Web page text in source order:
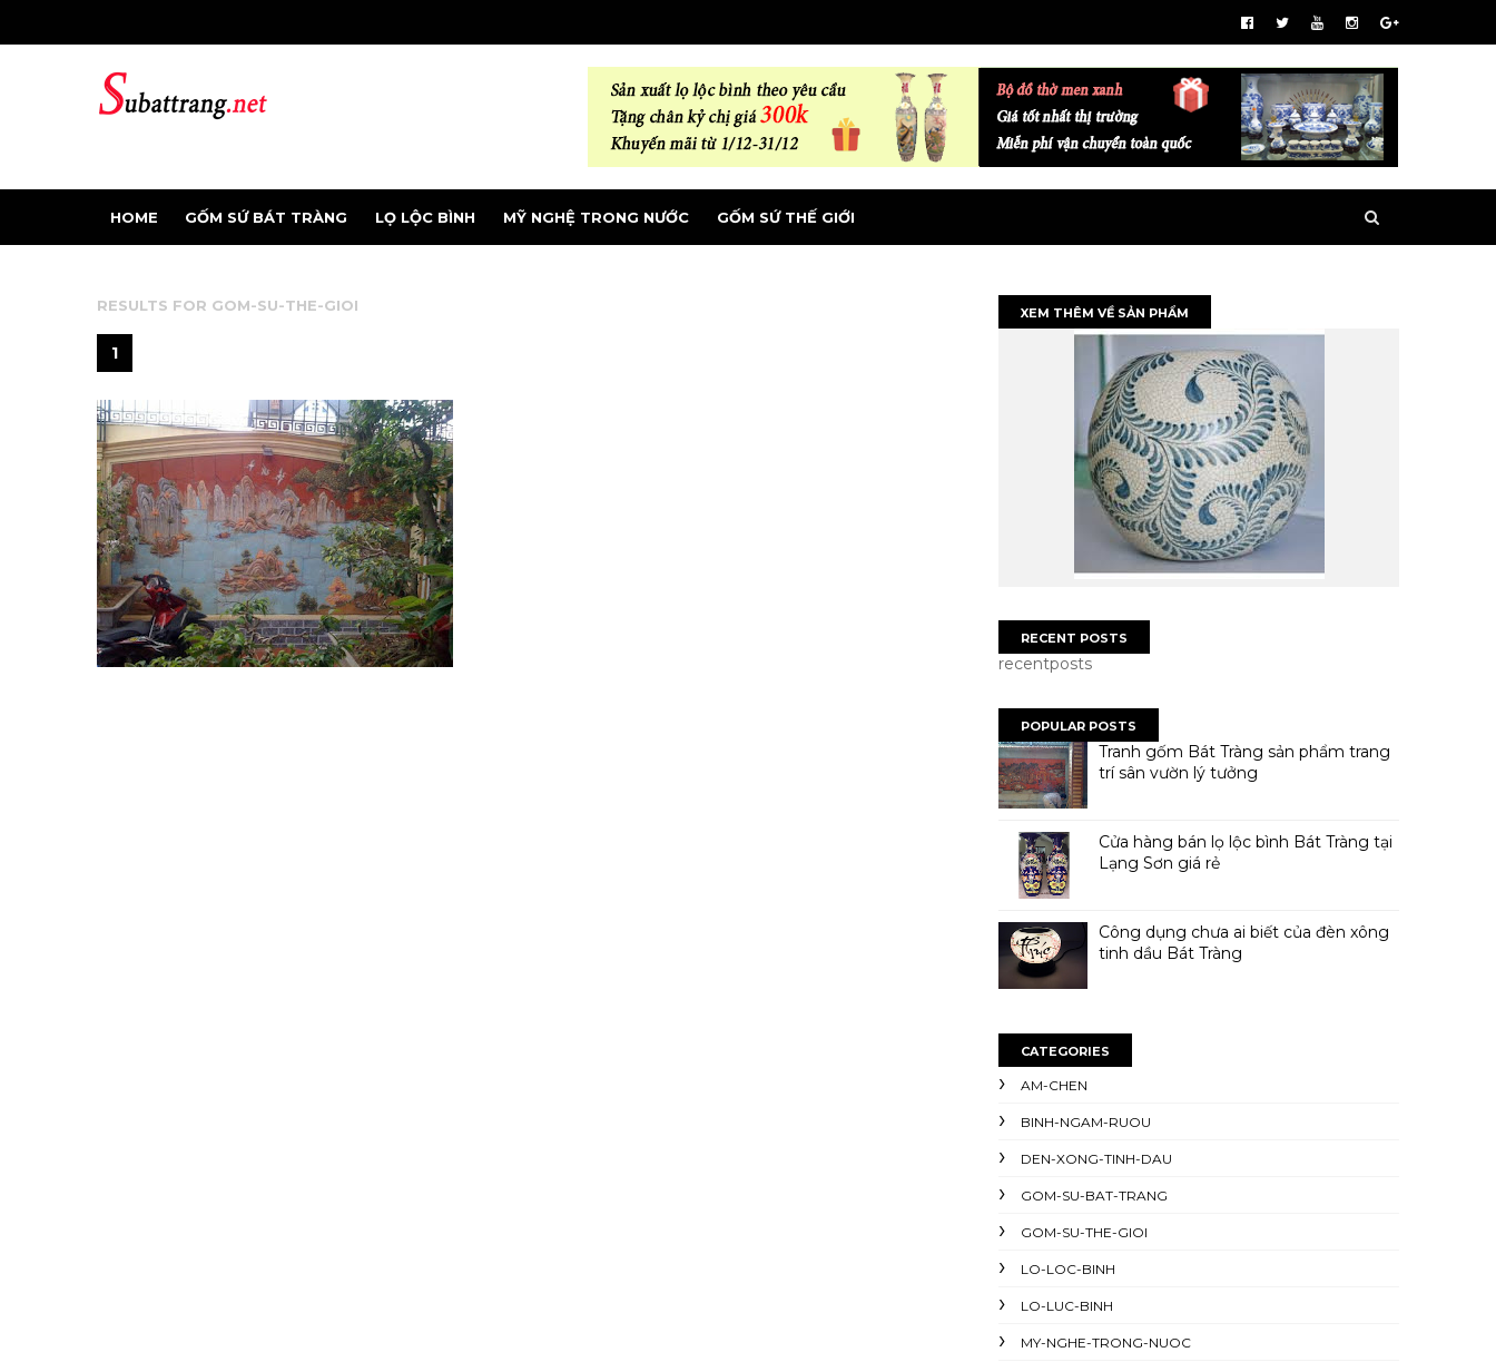
HOME GỐM SỨ BÁT TRÀNG LỌ LỘC BÌNH MỸ NGHỆ TRONG NƯỚC GỐM SỨ THẾ GIỚI
RESULTS FOR GOM-SU-THE-GIOI
1
XEM THÊM VỀ SẢN PHẨM
RECENT POSTS
recentposts
POPULAR POSTS
Tranh gốm Bát Tràng sản phẩm trang
trí sân vườn lý tưởng
Cửa hàng bán lọ lộc bình Bát Tràng tại
Lạng Sơn giá rẻ
Công dụng chưa ai biết của đèn xông
tinh dầu Bát Tràng
CATEGORIES
AM-CHEN
BINH-NGAM-RUOU
DEN-XONG-TINH-DAU
GOM-SU-BAT-TRANG
GOM-SU-THE-GIOI
LO-LOC-BINH
LO-LUC-BINH
MY-NGHE-TRONG-NUOC